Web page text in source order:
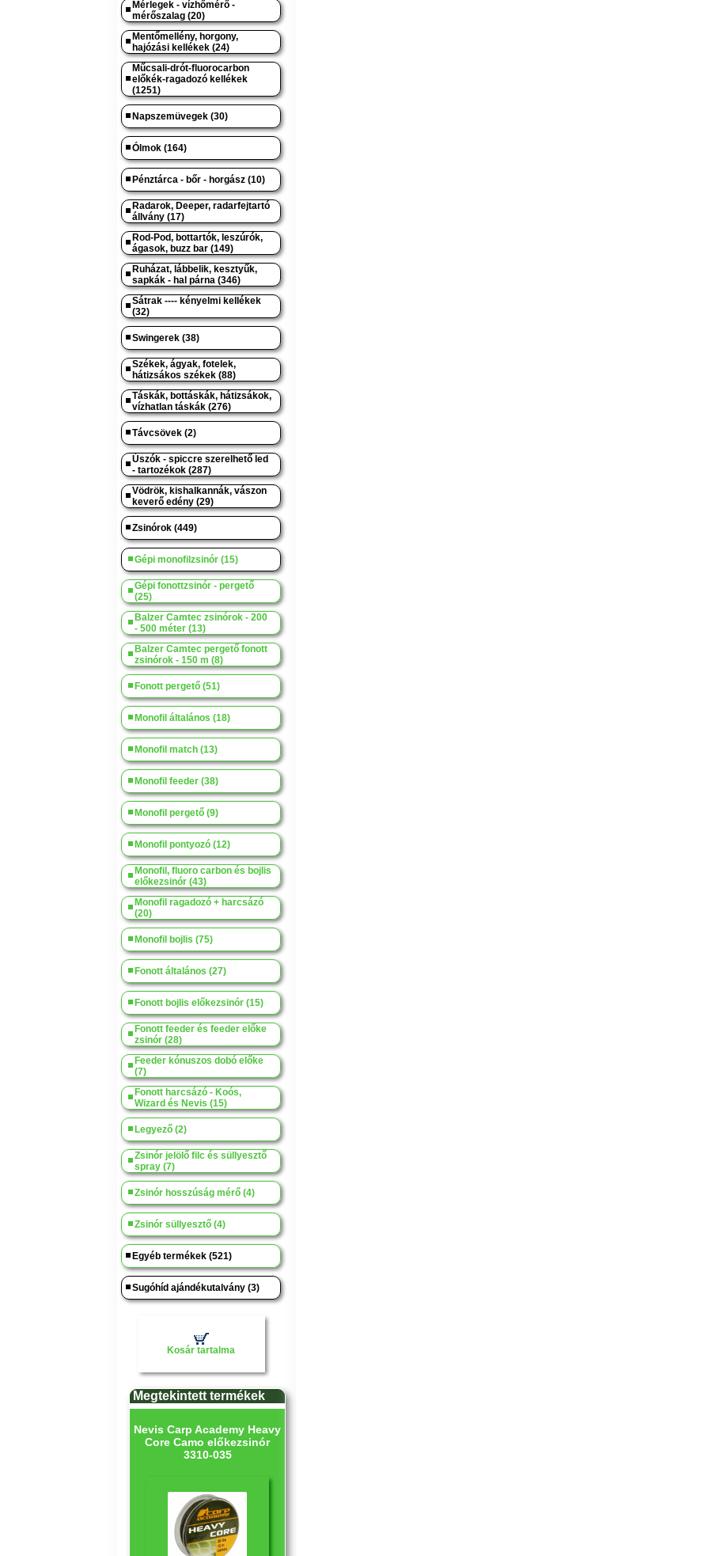
Mérlegek - vízhőmérő -
mérőszalag (20)
Mentőmellény, horgony,
hajózási kellékek (24)
Műcsali-drót-fluorocarbon
előkék-ragadozó kellékek
(1251)
Napszemüvegek (30)
Ólmok (164)
Pénztárca - bőr - horgász (10)
Radarok, Deeper, radarfejtartó
állvány (17)
Rod-Pod, bottartók, leszúrók,
ágasok, buzz bar (149)
Ruházat, lábbelik, kesztyűk,
sapkák - hal párna (346)
Sátrak ---- kényelmi kellékek
(32)
Swingerek (38)
Székek, ágyak, fotelek,
hátizsákos székek (88)
Táskák, bottáskák, hátizsákok,
vízhatlan táskák (276)
Távcsövek (2)
Úszók - spiccre szerelhető led
- tartozékok (287)
Vödrök, kishalkannák, vászon
keverő edény (29)
Zsinórok (449)
Gépi monofilzsinór (15)
Gépi fonottzsinór - pergető
(25)
Balzer Camtec zsinórok - 200
- 500 méter (13)
Balzer Camtec pergető fonott
zsinórok - 150 m (8)
Fonott pergető (51)
Monofil általános (18)
Monofil match (13)
Monofil feeder (38)
Monofil pergető (9)
Monofil pontyozó (12)
Monofil, fluoro carbon és bojlis
előkezsinór (43)
Monofil ragadozó + harcsázó
(20)
Monofil bojlis (75)
Fonott általános (27)
Fonott bojlis előkezsinór (15)
Fonott feeder és feeder előke
zsinór (28)
Feeder kónuszos dobó előke
(7)
Fonott harcsázó - Koós,
Wizard és Nevis (15)
Legyező (2)
Zsinór jelölő filc és süllyesztő
spray (7)
Zsinór hosszúság mérő (4)
Zsinór süllyesztő (4)
Egyéb termékek (521)
Sugóhíd ajándékutalvány (3)
Kosár tartalma
Megtekintett termékek
Nevis Carp Academy Heavy
Core Camo előkezsinór
3310-035